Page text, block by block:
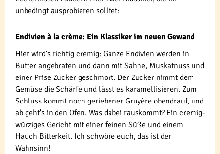
unbedingt ausprobieren solltet:
Endivien à la crème: Ein Klassiker im neuen Gewand
Hier wird's richtig cremig: Ganze Endivien werden in
Butter angebraten und dann mit Sahne, Muskatnuss und
einer Prise Zucker geschmort. Der Zucker nimmt dem
Gemüse die Schärfe und lässt es karamellisieren. Zum
Schluss kommt noch geriebener Gruyère obendrauf, und
ab geht's in den Ofen. Was dabei rauskommt? Ein cremig-
würziges Gericht mit einer feinen Süße und einem
Hauch Bitterkeit. Ich schwöre euch, das ist der
Wahnsinn!